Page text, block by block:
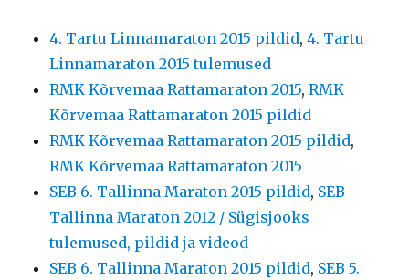
4. Tartu Linnamaraton 2015 pildid,4. Tartu
Linnamaraton 2015 tulemused
RMK Kõrvemaa Rattamaraton 2015,RMK
Kõrvemaa Rattamaraton 2015 pildid
RMK Kõrvemaa Rattamaraton 2015 pildid,
RMK Kõrvemaa Rattamaraton 2015
SEB 6. Tallinna Maraton 2015 pildid, SEB
Tallinna Maraton 2012 / Sügisjooks
tulemused, pildid ja videod
SEB 6. Tallinna Maraton 2015 pildid, SEB 5.